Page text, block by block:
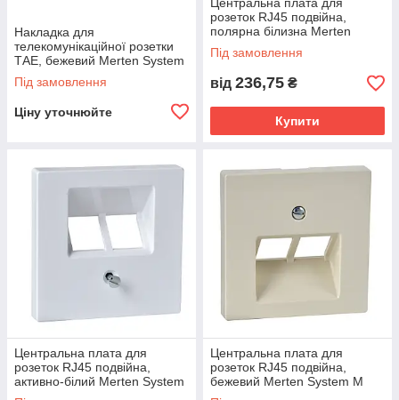
Накладка для
телекомунікаційної розетки
ТАЕ, бежевий Merten System
M
Під замовлення
Ціну уточнюйте
розеток RJ45 подвійна,
полярна білизна Merten
System M
Під замовлення
від 236,75 ₴
Купити
Центральна плата для
розеток RJ45 подвійна,
активно-білий Merten System
M
Центральна плата для
розеток RJ45 подвійна,
бежевий Merten System M